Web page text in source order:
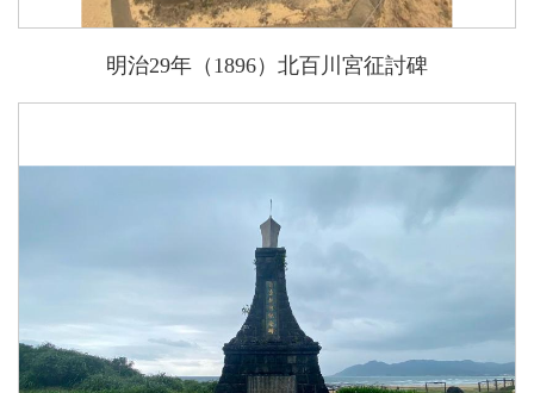
明治29年（1896）北百川宮征討碑